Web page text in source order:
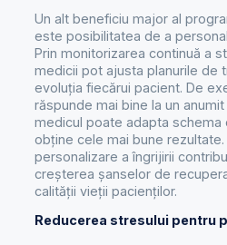
Un alt beneficiu major al
este posibilitatea de a
Prin monitorizarea continuă a
medicii pot ajusta planurile de
evoluția fiecărui pacient. De
răspunde mai bine la un
medicul poate adapta schema
obține cele mai bune
personalizare a îngrijirii
creșterea șanselor de
calității vieții pacienților.
Reducerea stresului pentru